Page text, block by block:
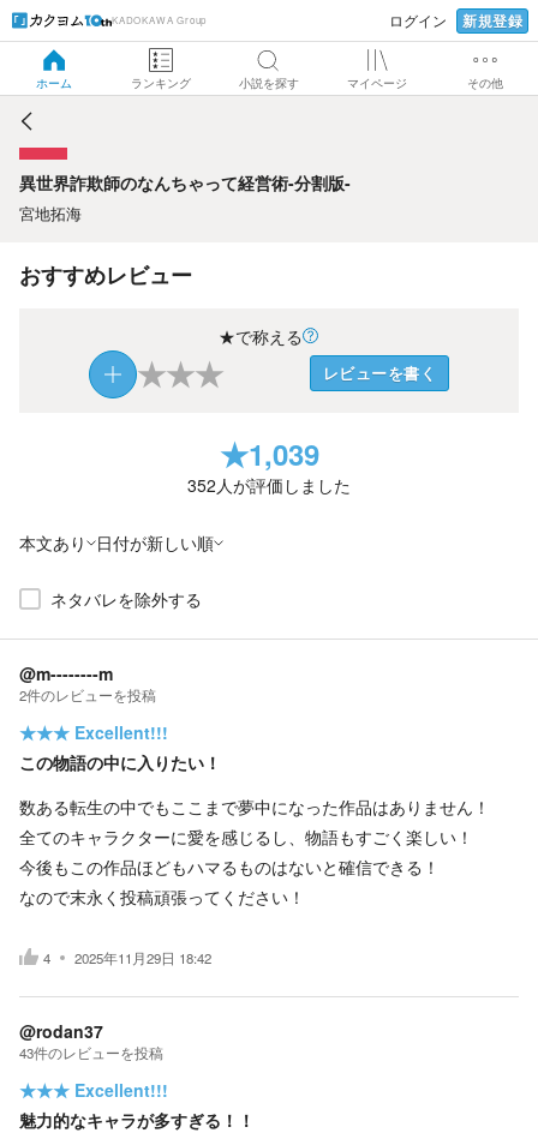
KADOKAWA Group ログイン 新規登録
ホーム ランキング 小説を探す マイページ その他
異世界詐欺師のなんちゃって経営術-分割版-
異世界詐欺師のなんちゃって経営術-分割版-
宮地拓海
おすすめレビュー
★で称える
★★★ レビューを書く
★1,039
352人が評価しました
本文あり 日付が新しい順
ネタバレを除外する
@m--------m
2件のレビューを投稿
★★★ Excellent!!!
この物語の中に入りたい！
数ある転生の中でもここまで夢中になった作品はありません！
全てのキャラクターに愛を感じるし、物語もすごく楽しい！
今後もこの作品ほどもハマるものはないと確信できる！
なので末永く投稿頑張ってください！
4 2025年11月29日 18:42
@rodan37
43件のレビューを投稿
★★★ Excellent!!!
魅力的なキャラが多すぎる！！